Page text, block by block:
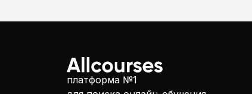
платформа №1